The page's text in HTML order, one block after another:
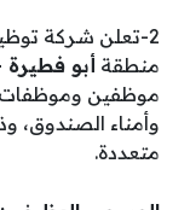
2-تعلن شركة
منطقة أبو فطيرة
موظفين وموظفات
وأمناء الصندوق،
متعددة.